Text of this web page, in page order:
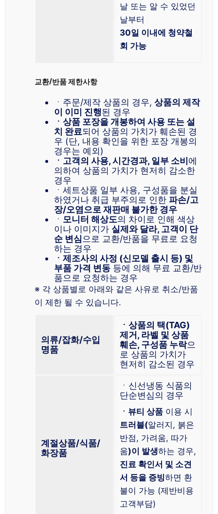
날 또는 알 수 있었던
날부터
30일 이내에 청약철
회 가능
교환/반품 제한사항
ㆍ주문/제작 상품의 경우, 상품의 제작
이 이미 진행된 경우
ㆍ상품 포장을 개봉하여 사용 또는 설
치 완료되어 상품의 가치가 훼손된 경
우 (단, 내용 확인을 위한 포장 개봉의
경우는 예외)
ㆍ고객의 사용, 시간경과, 일부 소비 에
의하여 상품의 가치가 현저히 감소한
경우
ㆍ세트상품 일부 사용, 구성품을 분실
하였거나 취급 부주의로 인한 파손/고
장/오염으로 재판매 불가한 경우
ㆍ 모니터 해상도의 차이로 인해 색상
이나 이미지가 실제와 달라, 고객이 단
순 변심으로 교환/반품을 무료로 요청
하는 경우
ㆍ제조사의 사정 (신모델 출시 등) 및
부품 가격 변동 등에 의해 무료 교환/반
품으로 요청하는 경우
※ 각 상품별로 아래와 같은 사유로 취소/반품
이 제한 될 수 있습니다.
의류/잡화/수입
명품
ㆍ상품의 택(TAG)
제거, 라벨 및 상품
훼손, 구성품 누락으
로 상품의 가치가
현저히 감소된 경우
계절상품/식품/
화장품
ㆍ신선냉동 식품의
단순변심의 경우
ㆍ뷰티 상품 이용 시
트러블(알러지, 붉은
반점, 가려움, 따가
움)이 발생하는 경우,
진료 확인서 및 소견
서 등을 증빙하면 환
불이 가능 (제반비용
고객부담)